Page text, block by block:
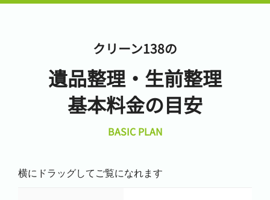
クリーン138の
遺品整理・生前整理
基本料金の目安
BASIC PLAN
横にドラッグしてご覧になれます